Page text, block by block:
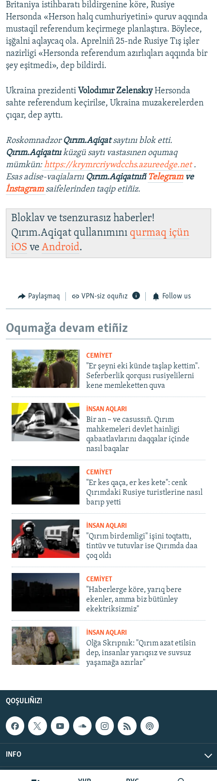
Britaniya istihbaratı bildirgenine köre, Rusiye
Hersonda «Herson halq cumhuriyetini» quruv aqqında
mustaqil referendum keçirmege planlaştıra. Böylece,
işğalni aqlaycaq ola. Aprelniñ 25-nde Rusiye Tış işler
nazirligi «Hersonda referendum azırlıqları aqqında bir
şey eşitmedi», dep bildirdi.
Ukraina prezidenti Volodımır ZelenskıyHersonda
sahte referendum keçirilse, Ukraina muzakerelerden
çıqar, dep ayttı.
Roskomnadzor Qırım.Aqiqatsaytını blok etti.
Qırım.Aqiqatnıküzgü saytı vastasınen oqumaq
mümkün: https://krymrcriywdcchs.azureedge.net .
Esas adise-vaqialarnı Qırım.Aqiqatnıñ Telegramve
İnstagram saifelerinden taqip etiñiz.
Bloklav ve tsenzurasız haberler!
Qırım.Aqiqat qullanımını qurmaq içün
iOS ve Android.
Paylaşmaq VPN-siz oquñız Follow us
Oqumağa devam etiñiz
CEMİYET
"Er şeyni eki künde taşlap kettim".
Seferberlik qorqusı rusiyelilerni
kene memleketten quva
İNSAN AQLARI
Bir an – ve casussıñ. Qırım
mahkemeleri devlet hainligi
qabaatlavlarını daqqalar içinde
nasıl baqalar
CEMİYET
"Er kes qaça, er kes kete": cenk
Qırımdaki Rusiye turistlerine nasıl
barıp yetti
İNSAN AQLARI
"Qırım birdemligi" işini toqtattı,
tintüv ve tutuvlar ise Qırımda daa
çoq oldı
CEMİYET
"Haberlerge köre, yarıq bere
ekenler, amma biz bütünley
ekektriksizmiz"
İNSAN AQLARI
Olğa Skrıpnık: "Qırım azat etilsin
dep, insanlar yarıqsız ve suvsuz
yaşamağa azırlar"
QOŞULIÑIZ!
INFO